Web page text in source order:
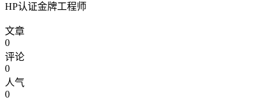
HP认证金牌工程师
文章
0
评论
0
人气
0